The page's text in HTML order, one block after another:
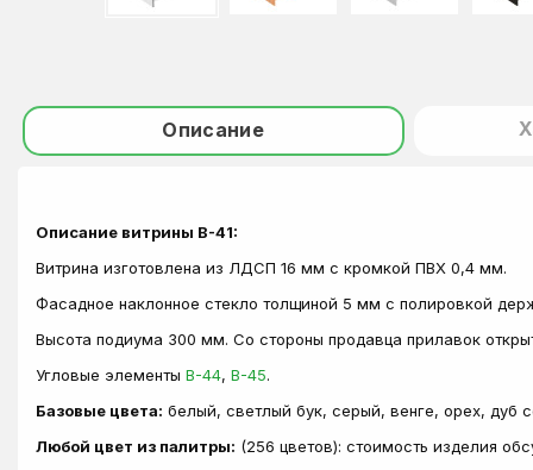
Описание
Описание витрины В-41:
Витрина изготовлена из ЛДСП 16 мм с кромкой ПВХ 0,4 мм.
Фасадное наклонное стекло толщиной 5 мм с полировкой
Высота подиума 300 мм. Со стороны продавца прилавок
Угловые элементы В-44, В-45.
Базовые цвета: белый, светлый бук, серый, венге, орех, дуб
Любой цвет из палитры: (256 цветов): стоимость изделия